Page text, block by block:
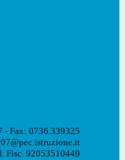
- Fax: 0736.339325
Fisc. 92053510449